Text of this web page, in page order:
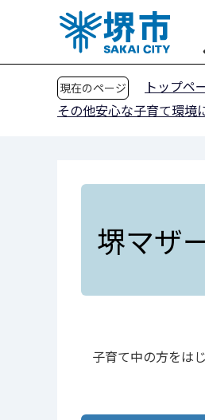
現在のページ トップペ
その他安心な子育て環境
堺マザ
子育て中の方をは